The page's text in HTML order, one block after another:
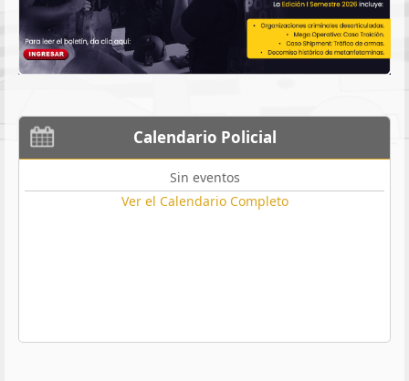
Calendario Policial
Sin eventos
Ver el Calendario Completo